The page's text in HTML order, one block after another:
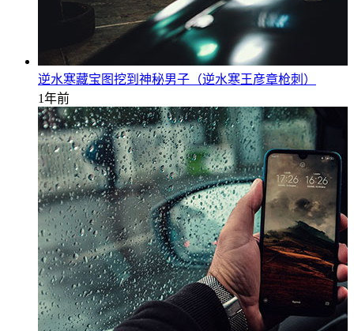
逆水寒藏宝图挖到神秘男子（逆水寒王彦章枪刺）
1年前